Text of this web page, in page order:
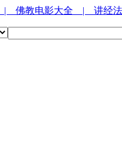
| 佛教电影大全 | 讲经